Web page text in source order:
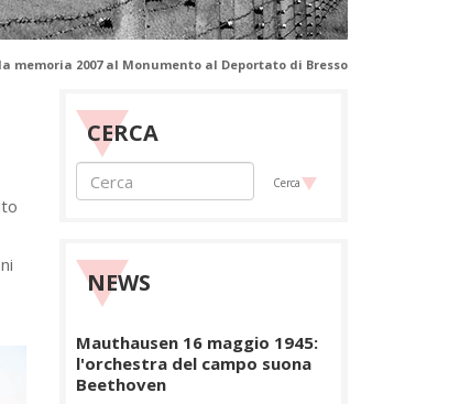
memoria 2007 al Monumento al Deportato di Bresso
CERCA
Cerca
NEWS
Mauthausen 16 maggio 1945:
l'orchestra del campo suona
Beethoven